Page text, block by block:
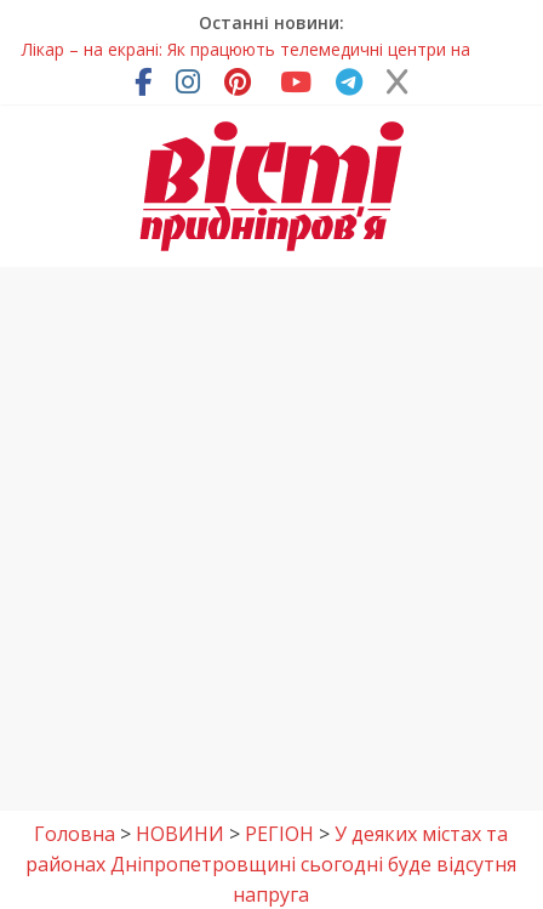
Останні новини:
Лікар – на екрані: Як працюють телемедичні центри на
Дніпропетровщині
У Дніпрі триває масштабна підготовка до опалювального
Пошуки тривають: на Дніпропетровщині досліджують місце
розташування легендарного монастиря (Фото)
Ветерани Дніпропетровщини отримують шанс на власне
Головна > НОВИНИ > РЕГІОН >У деяких містах та
районах Дніпропетровщині сьогодні буде відсутня
напруга